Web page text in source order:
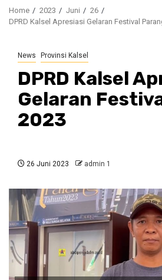
Home 2023 Juni
26
DPRD Kalsel Apresiasi Gelaran Festival
News Provinsi Kalsel
DPRD Kalsel
Gelaran
2023
26 Juni 2023 admin 1